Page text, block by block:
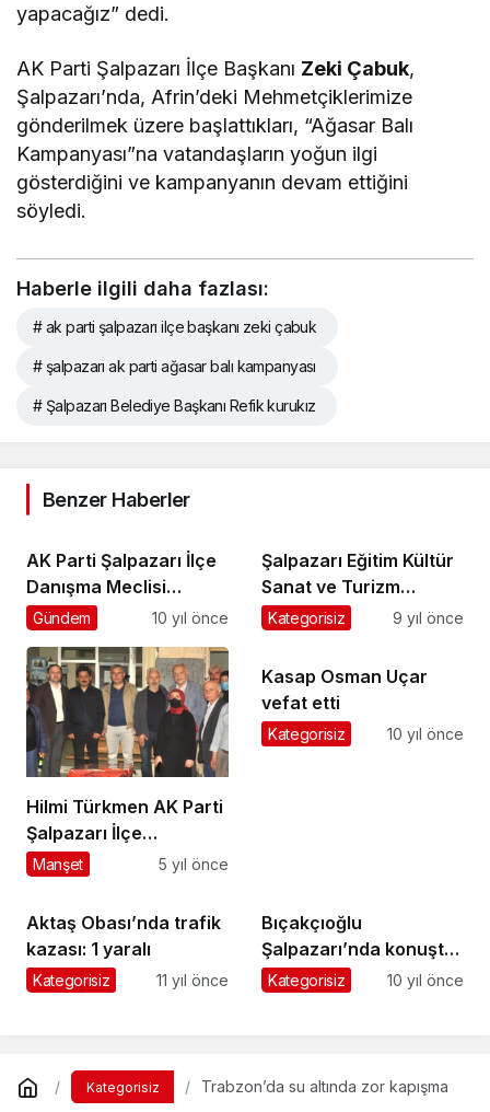
yapacağız” dedi.
AK Parti Şalpazarı İlçe Başkanı Zeki Çabuk,
Şalpazarı’nda, Afrin’deki Mehmetçiklerimize
gönderilmek üzere başlattıkları, “Ağasar Balı
Kampanyası”na vatandaşların yoğun ilgi
gösterdiğini ve kampanyanın devam ettiğini
söyledi.
Haberle ilgili daha fazlası:
# ak parti şalpazarı ilçe başkanı zeki çabuk
# şalpazarı ak parti ağasar balı kampanyası
# Şalpazarı Belediye Başkanı Refik kurukız
Benzer Haberler
AK Parti Şalpazarı İlçe
Danışma Meclisi
Toplantısı yapıldı
Gündem 10 yıl önce
Şalpazarı Eğitim Kültür
Sanat ve Turizm
Derneği’nden liselilere
Kategorisiz 9 yıl önce
Hilmi Türkmen AK Parti
Şalpazarı İlçe
Teşkilatı’nı ziyaret etti
Manşet 5 yıl önce
Kasap Osman Uçar
vefat etti
Kategorisiz 10 yıl önce
Aktaş Obası’nda trafik
kazası: 1 yaralı
Kategorisiz 11 yıl önce
Bıçakçıoğlu
Şalpazarı’nda konuştu:
Mezarlık bekçiliği
Kategorisiz 10 yıl önce
Kategorisiz Trabzon’da su altında zor kapışma